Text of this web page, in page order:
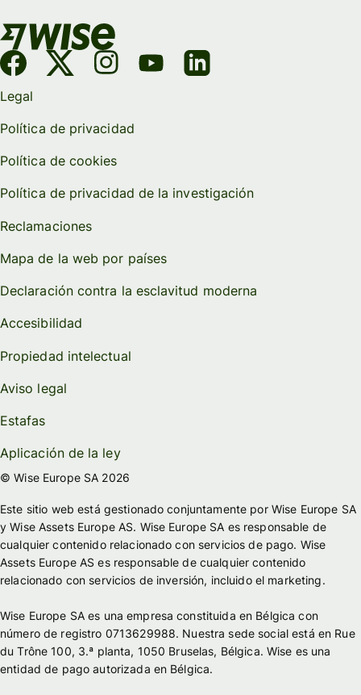
Legal
Política de privacidad
Política de cookies
Política de privacidad de la investigación
Reclamaciones
Mapa de la web por países
Declaración contra la esclavitud moderna
Accesibilidad
Propiedad intelectual
Aviso legal
Estafas
Aplicación de la ley
© Wise Europe SA 2026
Este sitio web está gestionado conjuntamente por Wise Europe SA
y Wise Assets Europe AS. Wise Europe SA es responsable de
cualquier contenido relacionado con servicios de pago. Wise
Assets Europe AS es responsable de cualquier contenido
relacionado con servicios de inversión, incluido el marketing.
Wise Europe SA es una empresa constituida en Bélgica con
número de registro 0713629988. Nuestra sede social está en Rue
du Trône 100, 3.ª planta, 1050 Bruselas, Bélgica. Wise es una
entidad de pago autorizada en Bélgica.